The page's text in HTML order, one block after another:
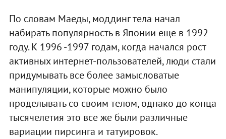
По словам Маеды, моддинг тела начал
набирать популярность в Японии еще в 1992
году. К 1996 -1997 годам, когда начался рост
активных интернет-пользователей, люди стали
придумывать все более замысловатые
манипуляции, которые можно было
проделывать со своим телом, однако до конца
тысячелетия это все же были различные
вариации пирсинга и татуировок.